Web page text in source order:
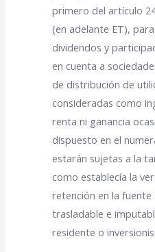
primero del artículo
(en adelante ET),
dividendos y
en cuenta a
de distribución de
consideradas como
renta ni ganancia
dispuesto en el
estarán sujetas a la
como establecía la
retención en la
trasladable e
residente o